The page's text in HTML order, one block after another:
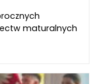
maturalnych